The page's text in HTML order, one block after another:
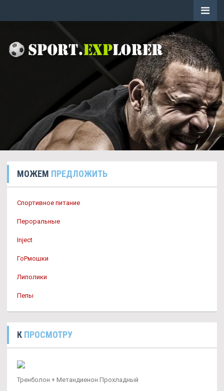
МОЖЕМ ПРЕДЛОЖИТЬ
Спортивное питание
Пероральные
Inject
ГоРмошки
Липолики
Пепы
К ПРОСМОТРУ
Тренболон + Метандиенон Прохладный